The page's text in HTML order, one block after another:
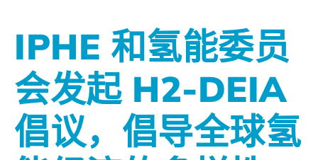
IPHE 和氢能委员
会发起 H2-DEIA
倡议，倡导全球氢